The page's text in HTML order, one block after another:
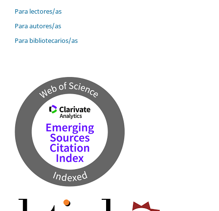
Para lectores/as
Para autores/as
Para bibliotecarios/as